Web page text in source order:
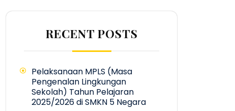
RECENT POSTS
Pelaksanaan MPLS (Masa
Pengenalan Lingkungan
Sekolah) Tahun Pelajaran
2025/2026 di SMKN 5 Negara